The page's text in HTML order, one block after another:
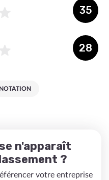
35
28
n'apparaît
?
votre entreprise